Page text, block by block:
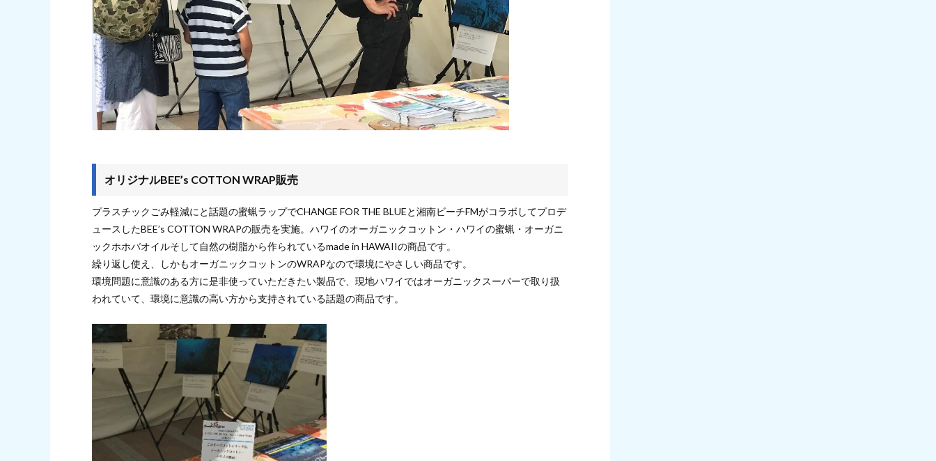
オリジナルBEE’s COTTON WRAP販売
プラスチックごみ軽減にと話題の蜜蝋ラップでCHANGE FOR THE BLUEと湘南ビーチFMがコラボしてプロデ
ュースしたBEE’s COTTON WRAPの販売を実施。ハワイのオーガニックコットン・ハワイの蜜蝋・オーガニ
ックホホバオイルそして自然の樹脂から作られているmade in HAWAIIの商品です。
繰り返し使え、しかもオーガニックコットンのWRAPなので環境にやさしい商品です。
環境問題に意識のある方に是非使っていただきたい製品で、現地ハワイではオーガニックスーパーで取り扱
われていて、環境に意識の高い方から支持されている話題の商品です。